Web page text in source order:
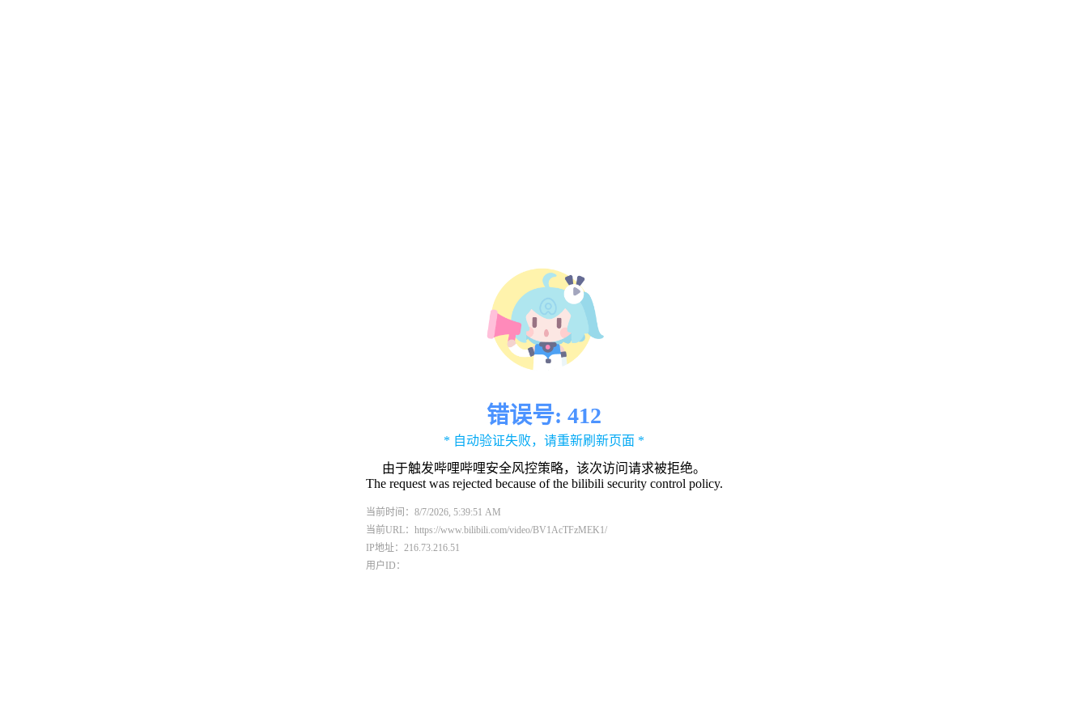
错误号: 412
* 自动验证失败，请重新刷新页面 *
由于触发哔哩哔哩安全风控策略，该次访问请求被拒绝。
The request was rejected because of the bilibili security control policy.
当前时间：8/7/2026, 5:39:51 AM
当前URL：https://www.bilibili.com/video/BV1AcTFzMEK1/
IP地址：216.73.216.51
用户ID：